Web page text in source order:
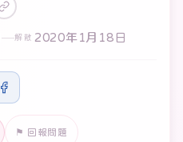
解散 2020年1月18日
⚑ 回報問題